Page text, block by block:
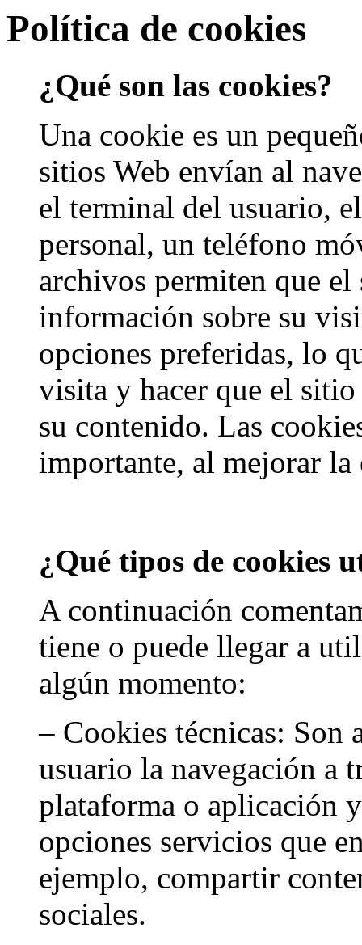
Política de cookies
¿Qué son las cookies?
Una cookie es un
sitios Web envían al
el terminal del usuario,
personal, un teléfono
archivos permiten que
información sobre su
opciones preferidas, lo
visita y hacer que el
su contenido. Las
importante, al mejorar la
¿Qué tipos de cookies
A continuación
tiene o puede llegar a
algún momento:
– Cookies técnicas: Son
usuario la navegación a
plataforma o aplicación
opciones servicios que
ejemplo, compartir
sociales.